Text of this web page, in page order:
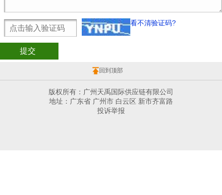
看不清验证码?
回到顶部
版权所有：广州天禹国际供应链有限公司
地址：广东省 广州市 白云区 新市齐富路
投诉举报